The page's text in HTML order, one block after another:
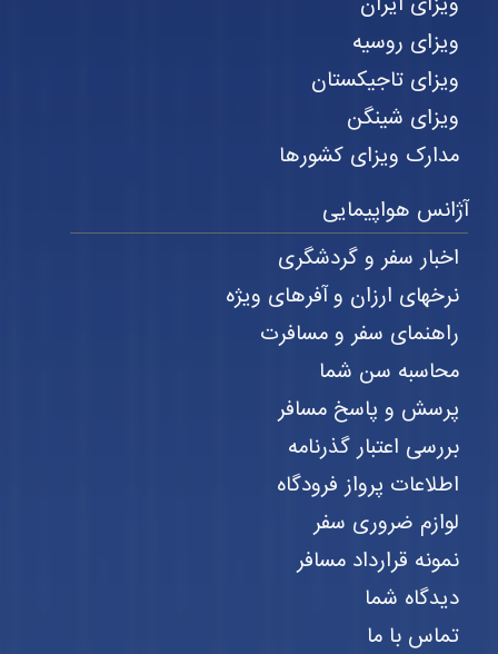
ویزای روسیه
ویزای تاجیکستان
ویزای شینگن
مدارک ویزای کشورها
آژانس هواپیمایی
اخبار سفر و گردشگری
نرخهای ارزان و آفرهای ویژه
راهنمای سفر و مسافرت
محاسبه سن شما
پرسش و پاسخ مسافر
بررسی اعتبار گذرنامه
اطلاعات پرواز فرودگاه
لوازم ضروری سفر
نمونه قرارداد مسافر
دیدگاه شما
تماس با ما